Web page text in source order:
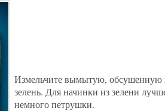
Измельчите вымытую, обсушенную
зелень. Для начинки из зелени
немного петрушки.